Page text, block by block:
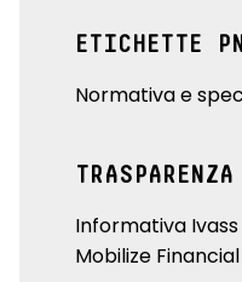
ETICHETTE
Normativa e
Informativa Ivass
Mobilize